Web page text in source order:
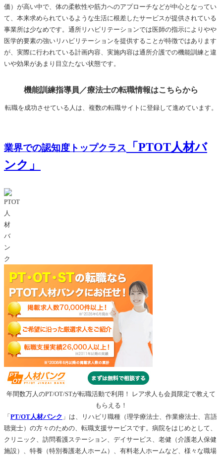
価）が高い中で、体の柔軟性や筋力へのアプローチなどが中心となってい
て、本来求められているような生活に根差したサービスが提供されている
事業所は少なめです。通所リハビリテーションでは医師の指示によりやや
医学的要素の強いリハビリテーションを提供することが特徴ではあります
が、実際に行われている計画内容、実施内容は通所介護での機能訓練と違
いや効果があまり目立たない状態です。
機能訓練指導員／療法士の転職情報はこちらから
転職を成功させている人は、複数の転職サイトに登録して進めています。
業界での認知度トップクラス 「 PTOT人材バ
ンク 」
年間数万人のPT/OT/STが転職活動で利用！ レア求人 も会員限定で教えて
もらえる！
「PT/OT人材バンク 」は、リハビリ職種（理学療法士、作業療法士、言語
聴覚士）の方々のための、転職支援サービスです。病院をはじめとして、
クリニック、訪問看護ステーション、デイサービス、老健（介護老人保健
施設）、特養（特別養護老人ホーム）、有料老人ホームなど、様々な職場